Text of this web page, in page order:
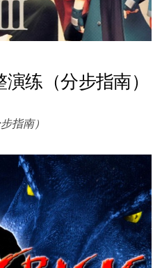
演练（分步指南）
指南）